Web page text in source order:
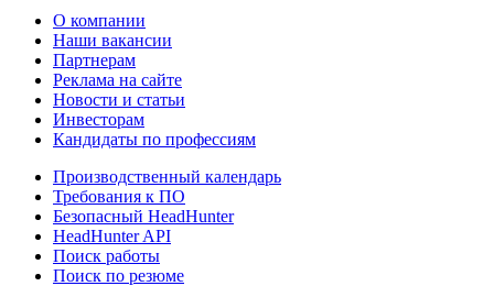
О компании
Наши вакансии
Партнерам
Реклама на сайте
Новости и статьи
Инвесторам
Кандидаты по профессиям
Производственный календарь
Требования к ПО
Безопасный HeadHunter
HeadHunter API
Поиск работы
Поиск по резюме